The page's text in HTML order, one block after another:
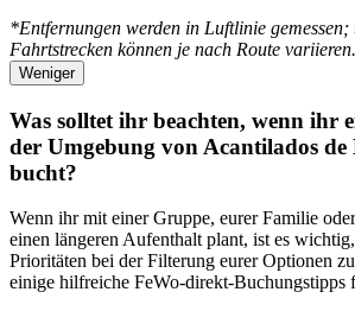
*Entfernungen werden in Luftlinie gemessen;
Fahrtstrecken können je nach Route variieren.
Weniger
Was solltet ihr beachten, wenn ihr
der Umgebung von Acantilados de
bucht?
Wenn ihr mit einer Gruppe, eurer Familie
einen längeren Aufenthalt plant, ist es
Prioritäten bei der Filterung eurer Optionen
einige hilfreiche FeWo-direkt-Buchungstipps